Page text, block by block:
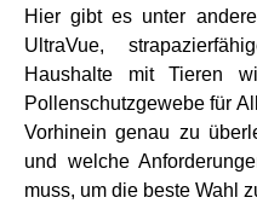
Hier gibt es unter
UltraVue,
Haushalte mit Tieren
Pollenschutzgewebe für
Vorhinein genau zu
und welche
muss, um die beste Wahl